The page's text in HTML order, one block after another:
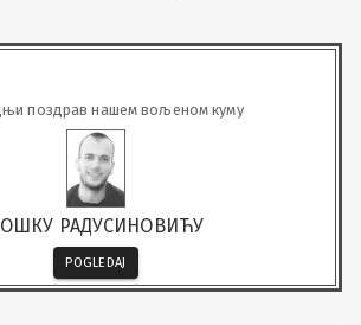
поздрав нашем вољеном куму
РАДУСИНОВИЋУ
POGLEDAJ